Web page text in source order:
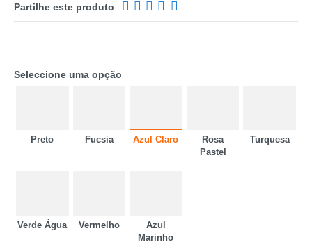
Partilhe este produto
Seleccione uma opção
Preto Fucsia Azul Claro
Rosa
Pastel
Turquesa
Verde Água Vermelho
Azul
Marinho